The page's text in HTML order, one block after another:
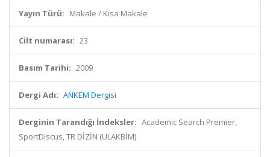
Yayın Türü: Makale / Kısa Makale
Cilt numarası: 23
Basım Tarihi: 2009
Dergi Adı: ANKEM Dergisi
Derginin Tarandığı İndeksler: Academic Search Premier,
SportDiscus, TR DİZİN (ULAKBİM)